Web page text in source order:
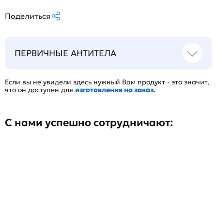
Поделиться
ПЕРВИЧНЫЕ АНТИТЕЛА
Если вы не увидели здесь нужный Вам продукт - это значит,
что он доступен для изготовления на заказ.
С нами успешно сотрудничают: